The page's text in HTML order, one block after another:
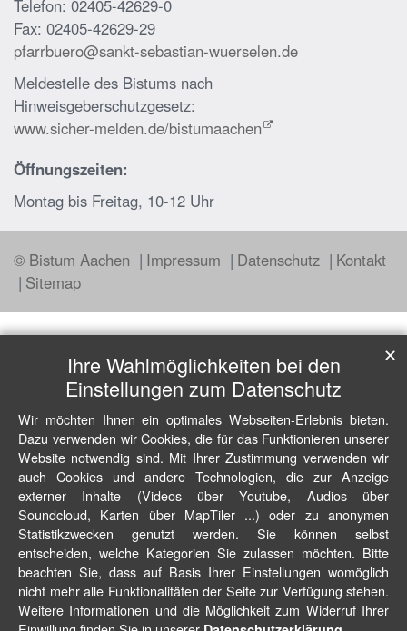
Telefon: 02405-42629-0
Fax: 02405-42629-29
pfarrbuero@sankt-sebastian-wuerselen.de
Meldestelle des Bistums nach
Hinweisgeberschutzgesetz:
www.sicher-melden.de/bistumaachen
Öffnungszeiten:
Montag bis Freitag, 10-12 Uhr
© Bistum Aachen Impressum Datenschutz
Kontakt
Sitemap
Ihre Wahlmöglichkeiten bei den
Einstellungen zum Datenschutz
Wir möchten Ihnen ein optimales Webseiten-Erlebnis bieten.
Dazu verwenden wir Cookies, die für das Funktionieren unserer
Website notwendig sind. Mit Ihrer Zustimmung verwenden wir
auch Cookies und andere Technologien, die zur Anzeige
externer Inhalte (Videos über Youtube, Audios über
Soundcloud, Karten über MapTiler ...) oder zu anonymen
Statistikzwecken genutzt werden. Sie können selbst
entscheiden, welche Kategorien Sie zulassen möchten. Bitte
beachten Sie, dass auf Basis Ihrer Einstellungen womöglich
nicht mehr alle Funktionalitäten der Seite zur Verfügung stehen.
Weitere Informationen und die Möglichkeit zum Widerruf Ihrer
✕